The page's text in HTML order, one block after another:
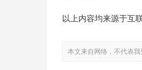
以上内容均来源于互
本文来自网络，不代表